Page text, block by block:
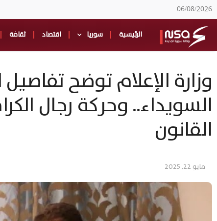
06/08/2026
الرئيسية سوريا اقتصاد ثقافة
وزارة الإعلام توضح
السويداء.. وحركة رجال
القانون
مايو 22, 2025